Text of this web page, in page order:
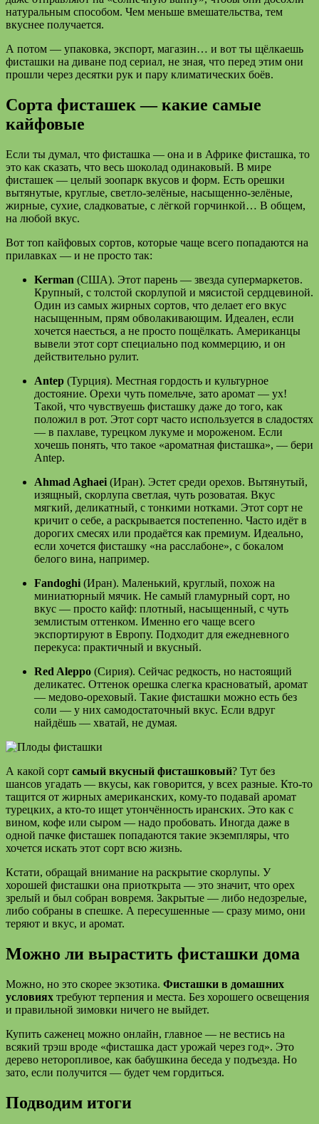
натуральным способом. Чем меньше вмешательства, тем
вкуснее получается.
А потом — упаковка, экспорт, магазин… и вот ты щёлкаешь
фисташки на диване под сериал, не зная, что перед этим они
прошли через десятки рук и пару климатических боёв.
Сорта фисташек — какие самые
кайфовые
Если ты думал, что фисташка — она и в Африке фисташка, то
это как сказать, что весь шоколад одинаковый. В мире
фисташек — целый зоопарк вкусов и форм. Есть орешки
вытянутые, круглые, светло-зелёные, насыщенно-зелёные,
жирные, сухие, сладковатые, с лёгкой горчинкой… В общем,
на любой вкус.
Вот топ кайфовых сортов, которые чаще всего попадаются на
прилавках — и не просто так:
Kerman (США). Этот парень — звезда супермаркетов.
Крупный, с толстой скорлупой и мясистой сердцевиной.
Один из самых жирных сортов, что делает его вкус
насыщенным, прям обволакивающим. Идеален, если
хочется наесться, а не просто пощёлкать. Американцы
вывели этот сорт специально под коммерцию, и он
действительно рулит.
Antep (Турция). Местная гордость и культурное
достояние. Орехи чуть помельче, зато аромат — ух!
Такой, что чувствуешь фисташку даже до того, как
положил в рот. Этот сорт часто используется в сладостях
— в пахлаве, турецком лукуме и мороженом. Если
хочешь понять, что такое «ароматная фисташка», — бери
Antep.
Ahmad Aghaei (Иран). Эстет среди орехов. Вытянутый,
изящный, скорлупа светлая, чуть розоватая. Вкус
мягкий, деликатный, с тонкими нотками. Этот сорт не
кричит о себе, а раскрывается постепенно. Часто идёт в
дорогих смесях или продаётся как премиум. Идеально,
если хочется фисташку «на расслабоне», с бокалом
белого вина, например.
Fandoghi (Иран). Маленький, круглый, похож на
миниатюрный мячик. Не самый гламурный сорт, но
вкус — просто кайф: плотный, насыщенный, с чуть
землистым оттенком. Именно его чаще всего
экспортируют в Европу. Подходит для ежедневного
перекуса: практичный и вкусный.
Red Aleppo (Сирия). Сейчас редкость, но настоящий
деликатес. Оттенок орешка слегка красноватый, аромат
— медово-ореховый. Такие фисташки можно есть без
соли — у них самодостаточный вкус. Если вдруг
найдёшь — хватай, не думая.
А какой сорт самый вкусный фисташковый? Тут без
шансов угадать — вкусы, как говорится, у всех разные. Кто-то
тащится от жирных американских, кому-то подавай аромат
турецких, а кто-то ищет утончённость иранских. Это как с
вином, кофе или сыром — надо пробовать. Иногда даже в
одной пачке фисташек попадаются такие экземпляры, что
хочется искать этот сорт всю жизнь.
Кстати, обращай внимание на раскрытие скорлупы. У
хорошей фисташки она приоткрыта — это значит, что орех
зрелый и был собран вовремя. Закрытые — либо недозрелые,
либо собраны в спешке. А пересушенные — сразу мимо, они
теряют и вкус, и аромат.
Можно ли вырастить фисташки дома
Можно, но это скорее экзотика. Фисташки в домашних
условиях требуют терпения и места. Без хорошего освещения
и правильной зимовки ничего не выйдет.
Купить саженец можно онлайн, главное — не вестись на
всякий трэш вроде «фисташка даст урожай через год». Это
дерево неторопливое, как бабушкина беседа у подъезда. Но
зато, если получится — будет чем гордиться.
Подводим итоги